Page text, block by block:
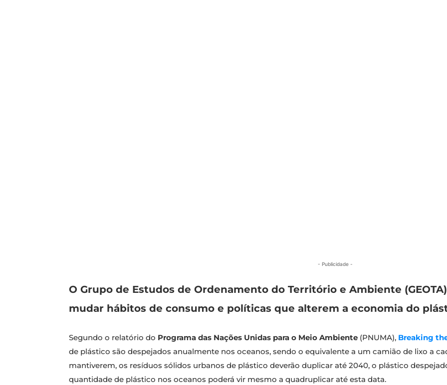
- Publicidade -
O Grupo de Estudos de Ordenamento do Território e Ambiente
mudar hábitos de consumo e políticas que alterem a economia do
Segundo o relatório do Programa das Nações Unidas para o Meio Ambiente (PNUMA), Breaking
de plástico são despejados anualmente nos oceanos, sendo o equivalente a um camião de lixo a
mantiverem, os resíduos sólidos urbanos de plástico deverão duplicar até 2040, o plástico
quantidade de plástico nos oceanos poderá vir mesmo a quadruplicar até esta data.